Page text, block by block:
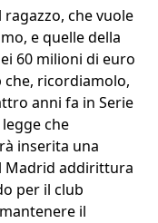
che vuole
e quelle della
60 milioni di euro
che, ricordiamolo,
anni fa in Serie
legge che
inserita una
Madrid addirittura
per il club
il